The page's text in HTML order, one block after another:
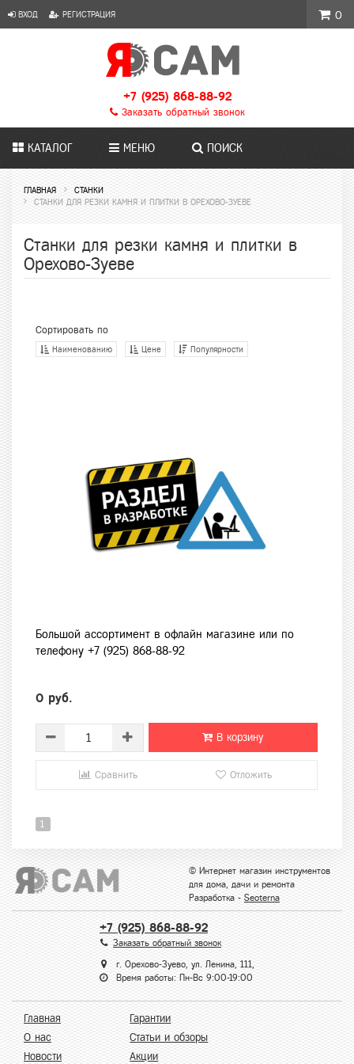
ВХОД РЕГИСТРАЦИЯ
+7 (925) 868-88-92
Заказать обратный звонок
КАТАЛОГ МЕНЮ ПОИСК
ГЛАВНАЯ
СТАНКИ
СТАНКИ ДЛЯ РЕЗКИ КАМНЯ И ПЛИТКИ В ОРЕХОВО-ЗУЕВЕ
Станки для резки камня и плитки в
Орехово-Зуеве
Сортировать по
Наименованию Цене Популярности
Большой ассортимент в офлайн магазине или по
телефону +7 (925) 868-88-92
0 руб.
В корзину
Сравнить Отложить
1
© Интернет магазин инструментов
для дома, дачи и ремонта
Разработка - Seoterna
+7 (925) 868-88-92
Заказать обратный звонок
г. Орехово-Зуево, ул. Ленина, 111,
Время работы: Пн-Вс 9:00-19:00
Главная
О нас
Новости
Гарантии
Статьи и обзоры
Акции
0